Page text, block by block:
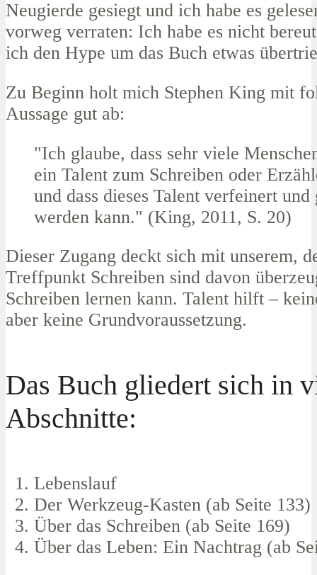
Neugierde gesiegt und ich habe es
vorweg verraten: Ich habe es nicht
ich den Hype um das Buch etwas
Zu Beginn holt mich Stephen King mit
Aussage gut ab:
"Ich glaube, dass sehr viele
ein Talent zum Schreiben oder
und dass dieses Talent verfeinert
werden kann." (King, 2011, S. 20)
Dieser Zugang deckt sich mit unserem,
Treffpunkt Schreiben sind davon
Schreiben lernen kann. Talent hilft –
aber keine Grundvoraussetzung.
Das Buch gliedert sich in
Abschnitte:
Lebenslauf
Der Werkzeug-Kasten (ab Seite 133)
Über das Schreiben (ab Seite 169)
Über das Leben: Ein Nachtrag (ab